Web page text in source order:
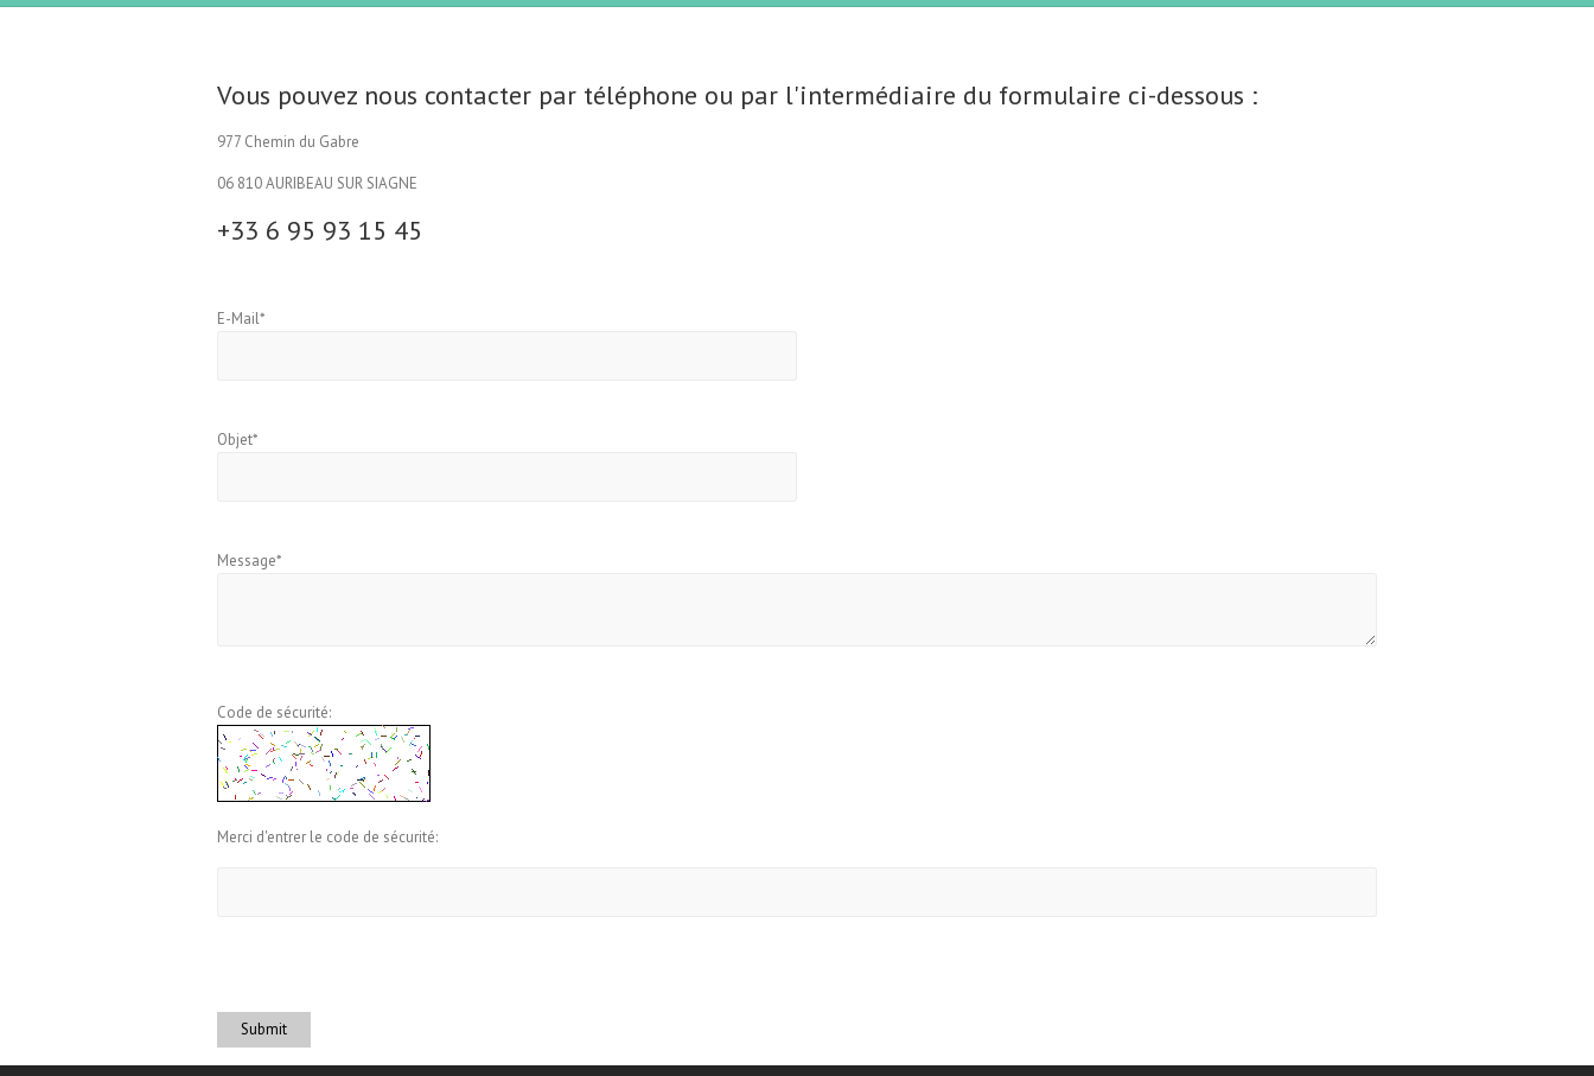
Vous pouvez nous contacter par téléphone ou par l'intermédiaire du formulaire ci-dessous :
977 Chemin du Gabre
06 810 AURIBEAU SUR SIAGNE
+33 6 95 93 15 45
E-Mail*
Objet*
Message*
Code de sécurité:
Merci d'entrer le code de sécurité:
Submit